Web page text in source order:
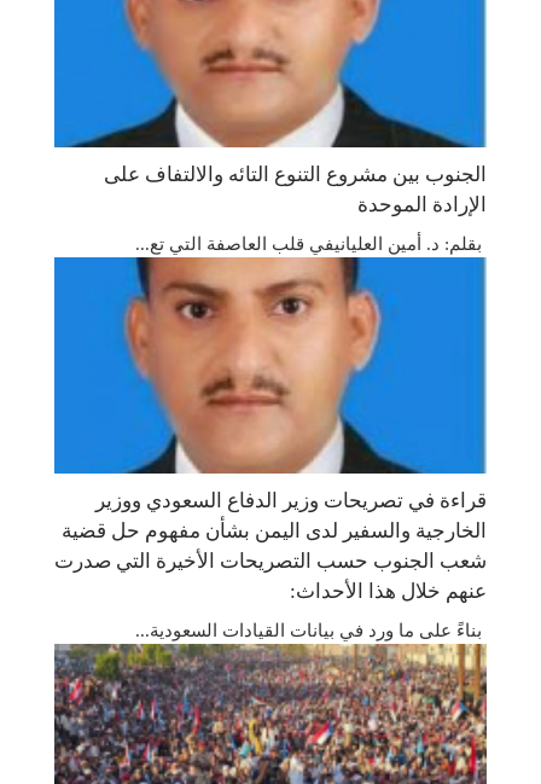
الجنوب بين مشروع التنوع التائه والالتفاف على
الإرادة الموحدة
بقلم: د. أمين العليانيفي قلب العاصفة التي تع...
قراءة في تصريحات وزير الدفاع السعودي ووزير
الخارجية والسفير لدى اليمن بشأن مفهوم حل قضية
شعب الجنوب حسب التصريحات الأخيرة التي صدرت
عنهم خلال هذا الأحداث:
بناءً على ما ورد في بيانات القيادات السعودية...